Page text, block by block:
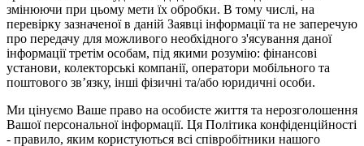
змінюючи при цьому мети їх обробки. В тому числі, на
перевірку зазначеної в даній Заявці інформації та не заперечую
про передачу для можливого необхідного з'ясування даної
інформації третім особам, під якими розумію: фінансові
установи, колекторські компанії, оператори мобільного та
поштового зв’язку, інші фізичні та/або юридичні особи.
Ми цінуємо Ваше право на особисте життя та нерозголошення
Вашої персональної інформації. Ця Політика конфіденційності
- правило, яким користуються всі співробітники нашого